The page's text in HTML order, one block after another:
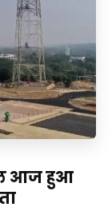
आज हुआ